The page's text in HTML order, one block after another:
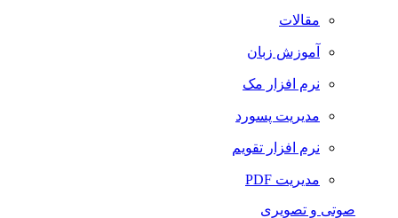
مقالات
آموزش زبان
نرم افزار مک
مدیریت پسورد
نرم افزار تقویم
مدیریت PDF
صوتی و تصویری